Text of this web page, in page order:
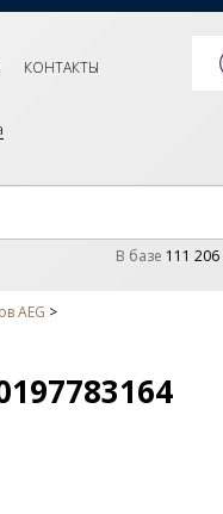
КОНТАКТЫ
В базе 111 206
AEG